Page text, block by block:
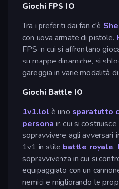
Giochi FPS IO
Tra i preferiti dai fan c'è
con uova armate di pistole.
FPS in cui si affrontano
su mappe dinamiche, si
gareggia in varie modalità
Giochi Battle IO
1v1.lol è uno sparatutto
persona in cui si
sopravvivere agli avversari
1v1 in stile battle royale.
sopravvivenza in cui si
equipaggiato con un
nemici e migliorando le